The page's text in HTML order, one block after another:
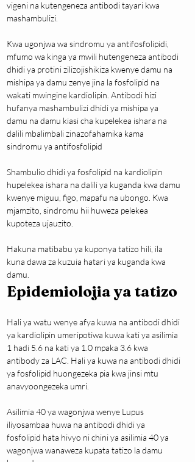
vigeni na kutengeneza antibodi tayari kwa
mashambulizi.
Kwa ugonjwa wa sindromu ya antifosfolipidi,
mfumo wa kinga ya mwili hutengeneza antibodi
dhidi ya protini zilizojishikiza kwenye damu na
mishipa ya damu zenye jina la fosfolipid na
wakati mwingine kardiolipin. Antibodi hizi
hufanya mashambulizi dhidi ya mishipa ya
damu na damu kiasi cha kupelekea ishara na
dalili mbalimbali zinazofahamika kama
sindromu ya antifosfolipid
Shambulio dhidi ya fosfolipid na kardiolipin
hupelekea ishara na dalili ya kuganda kwa damu
kwenye miguu, figo, mapafu na ubongo. Kwa
mjamzito, sindromu hii huweza pelekea
kupoteza ujauzito.
Hakuna matibabu ya kuponya tatizo hili, ila
kuna dawa za kuzuia hatari ya kuganda kwa
damu.
Epidemiolojia ya tatizo
Hali ya watu wenye afya kuwa na antibodi dhidi
ya kardiolipin umeripotiwa kuwa kati ya asilimia
1 hadi 5.6 na kati ya 1.0 mpaka 3.6 kwa
antibody za LAC. Hali ya kuwa na antibodi dhidi
ya fosfolipid huongezeka pia kwa jinsi mtu
anavyoongezeka umri.
Asilimia 40 ya wagonjwa wenye Lupus
iliyosambaa huwa na antibodi dhidi ya
fosfolipid hata hivyo ni chini ya asilimia 40 ya
wagonjwa wanaweza kupata tatizo la damu